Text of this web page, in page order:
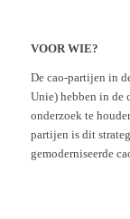
VOOR WIE?
De cao-partijen in
Unie) hebben in de
onderzoek te
partijen is dit
gemoderniseerde